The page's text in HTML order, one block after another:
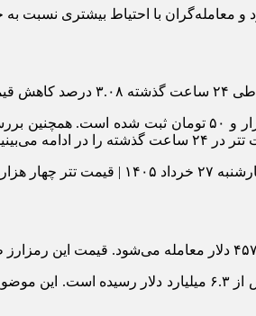
با احتیاط بیشتری نسبت به
بالاترین قیمت تتر در شبانه‌روز گذشته ۱۵۹ هزار و ۸۴۰ تومان و
ارزش بازار بیت‌کوین اکنون از ۱.۳ تریلیون دلار فراتر رفته و